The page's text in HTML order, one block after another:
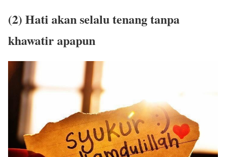
(2) Hati akan selalu tenang tanpa
khawatir apapun